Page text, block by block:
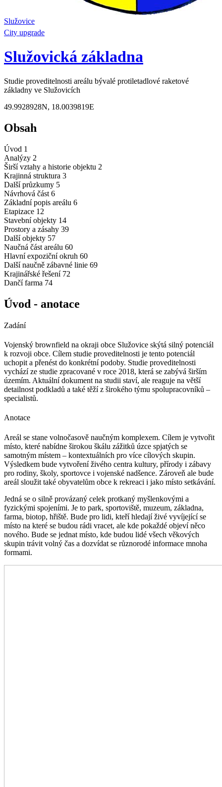
Služovice
City upgrade
Služovická základna
Studie proveditelnosti areálu bývalé protiletadlové raketové
základny ve Služovicích
49.9928928N, 18.0039819E
Obsah
Úvod 1
Analýzy 2
Širší vztahy a historie objektu 2
Krajinná struktura 3
Další průzkumy 5
Návrhová část 6
Základní popis areálu 6
Etapizace 12
Stavební objekty 14
Prostory a zásahy 39
Další objekty 57
Naučná část areálu 60
Hlavní expoziční okruh 60
Další naučně zábavné linie 69
Krajinářské řešení 72
Dančí farma 74
Úvod - anotace
Zadání
Vojenský brownfield na okraji obce Služovice skýtá silný potenciál
k rozvoji obce. Cílem studie proveditelnosti je tento potenciál
uchopit a přenést do konkrétní podoby. Studie proveditelnosti
vychází ze studie zpracované v roce 2018, která se zabývá širším
územím. Aktuální dokument na studii staví, ale reaguje na větší
detailnost podkladů a také těží z širokého týmu spolupracovníků –
specialistů.
Anotace
Areál se stane volnočasově naučným komplexem. Cílem je vytvořit
místo, které nabídne širokou škálu zážitků úzce spjatých se
samotným místem – kontextuálních pro více cílových skupin.
Výsledkem bude vytvoření živého centra kultury, přírody i zábavy
pro rodiny, školy, sportovce i vojenské nadšence. Zároveň ale bude
areál sloužit také obyvatelům obce k rekreaci i jako místo setkávání.
Jedná se o silně provázaný celek protkaný myšlenkovými a
fyzickými spojeními. Je to park, sportoviště, muzeum, základna,
farma, biotop, hřiště. Bude pro lidi, kteří hledají živé vyvíjející se
místo na které se budou rádi vracet, ale kde pokaždé objeví něco
nového. Bude se jednat místo, kde budou lidé všech věkových
skupin trávit volný čas a dozvídat se různorodé informace mnoha
formami.